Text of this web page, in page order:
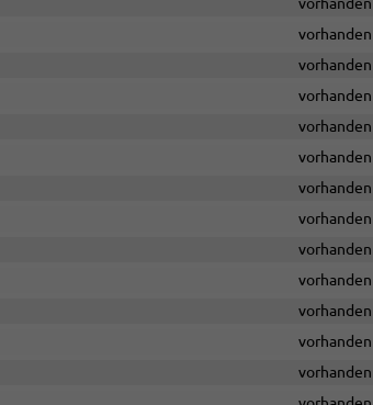
vorhanden
vorhanden
vorhanden
vorhanden
vorhanden
vorhanden
vorhanden
vorhanden
vorhanden
vorhanden
vorhanden
vorhanden